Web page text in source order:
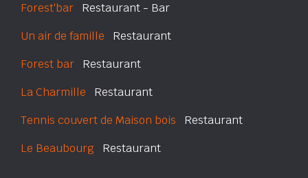
Forest'bar Restaurant - Bar
Un air de famille Restaurant
Forest bar Restaurant
La Charmille Restaurant
Tennis couvert de Maison bois Restaurant
Le Beaubourg Restaurant